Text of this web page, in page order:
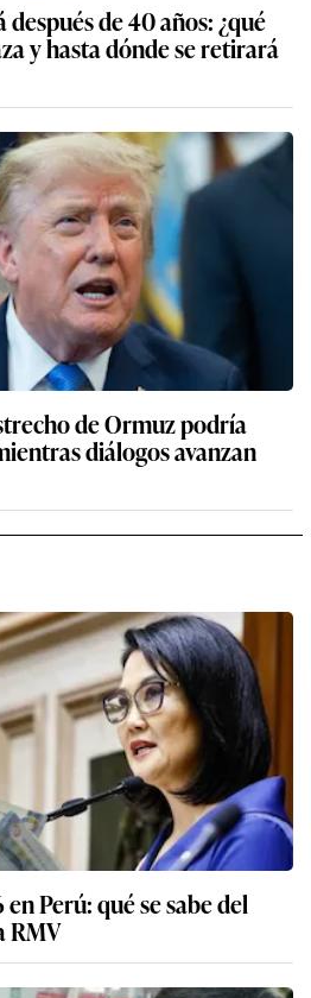
de 40 años: ¿qué
y hasta dónde se retirará
de Ormuz podría
diálogos avanzan
Perú: qué se sabe del
RMV